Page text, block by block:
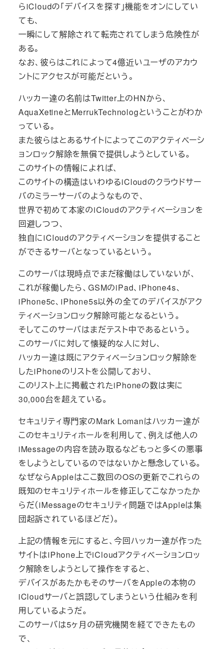
らiCloudの「デバイスを探す」機能をオンにしてい
ても、
一瞬にして解除されて転売されてしまう危険性が
ある。
なお、彼らはこれによって4億近いユーザのアカウ
ントにアクセスが可能だという。
ハッカー達の名前はTwitter上のHNから、
AquaXetineとMerrukTechnologということがわか
っている。
また彼らはとあるサイトによってこのアクティベーシ
ョンロック解除を無償で提供しようとしている。
このサイトの情報によれば、
このサイトの構造はいわゆるiCloudのクラウドサー
バのミラーサーバのようなもので、
世界で初めて本家のiCloudのアクティベーションを
回避しつつ、
独自にiCloudのアクティベーションを提供すること
ができるサーバとなっているという。
このサーバは現時点でまだ稼働はしていないが、
これが稼働したら、GSMのiPad、iPhone4s、
iPhone5c、iPhone5s以外の全てのデバイスがアク
ティベーションロック解除可能となるという。
そしてこのサーバはまだテスト中であるという。
このサーバに対して懐疑的な人に対し、
ハッカー達は既にアクティベーションロック解除を
したiPhoneのリストを公開しており、
このリスト上に掲載されたiPhoneの数は実に
30,000台を超えている。
セキュリティ専門家のMark Lomanはハッカー達が
このセキュリティホールを利用して、例えば他人の
iMessageの内容を読み取るなどもっと多くの悪事
をしようとしているのではないかと懸念している。
なぜならAppleはここ数回のOSの更新でこれらの
既知のセキュリティホールを修正してこなかったか
らだ（iMessageのセキュリティ問題ではAppleは集
団起訴されているほどだ）。
上記の情報を元にすると、今回ハッカー達が作った
サイトはiPhone上でiCloudアクティベーションロッ
ク解除をしようとして操作をすると、
デバイスがあたかもそのサーバをAppleの本物の
iCloudサーバと誤認してしまうという仕組みを利
用しているようだ。
このサーバは5ヶ月の研究機関を経てできたもの
で、